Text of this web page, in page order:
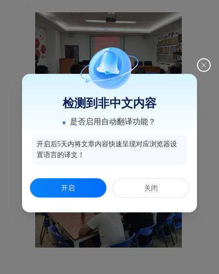
检测到非中文内容
是否启用自动翻译功能？
开启后5天内将文章内容快速呈现对应浏览器设
置语言的译文！
开启 关闭